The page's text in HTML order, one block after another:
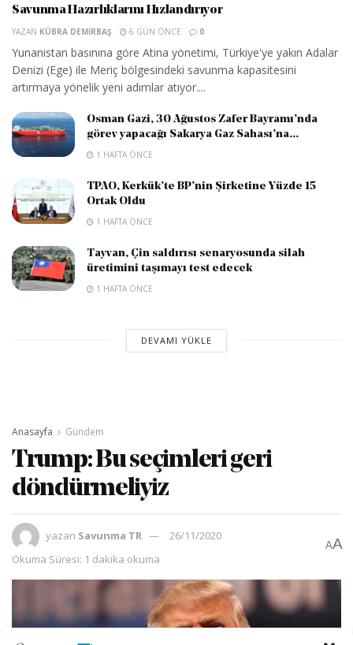
Savunma Hazırlıklarını Hızlandırıyor
YAZAN KÜBRA DEMIRBAŞ 6 GÜN ÖNCE 0
Yunanistan basınına göre Atina yönetimi, Türkiye'ye yakın Adalar
Denizi (Ege) ile Meriç bölgesindeki savunma kapasitesini
artırmaya yönelik yeni adımlar atıyor....
Osman Gazi, 30 Ağustos Zafer Bayramı’nda
görev yapacağı Sakarya Gaz Sahası’na...
1 HAFTA ÖNCE
TPAO, Kerkük’te BP’nin Şirketine Yüzde 15
Ortak Oldu
1 HAFTA ÖNCE
Tayvan, Çin saldırısı senaryosunda silah
üretimini taşımayı test edecek
1 HAFTA ÖNCE
DEVAMI YÜKLE
Anasayfa Gündem
Trump: Bu seçimleri geri
döndürmeliyiz
yazan Savunma TR
26/11/2020
Okuma Süresi: 1 dakika okuma
AA